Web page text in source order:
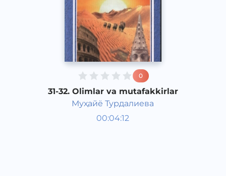
0
31-32. Olimlar va mutafakkirlar
Муҳайё Турдалиева
00:04:12
Qadimgi dunyo tarixi 6 sinf